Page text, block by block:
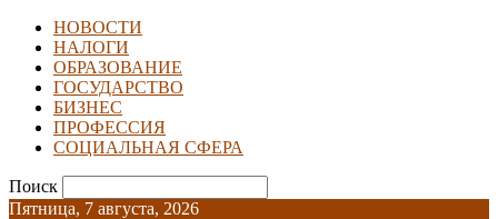
НОВОСТИ
НАЛОГИ
ОБРАЗОВАНИЕ
ГОСУДАРСТВО
БИЗНЕС
ПРОФЕССИЯ
СОЦИАЛЬНАЯ СФЕРА
Поиск
Пятница, 7 августа, 2026